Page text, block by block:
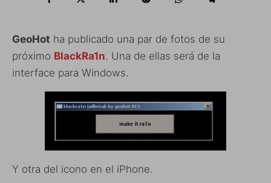
GeoHot ha publicado una par de fotos de su
próximo BlackRa1n. Una de ellas será de la
interface para Windows.
Y otra del icono en el iPhone.